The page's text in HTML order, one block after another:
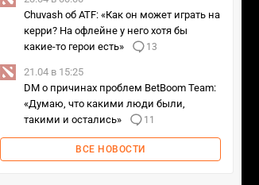
Chuvash об ATF: «Как он может играть на
керри? На офлейне у него хотя бы
какие-то герои есть»
13
21.04 в 15:25
DM о причинах проблем BetBoom Team:
«Думаю, что какими люди были,
такими и остались»
11
ВСЕ НОВОСТИ